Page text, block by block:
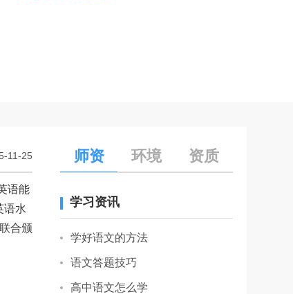
11-25
语能
语水
合颁
师资 环境 资质
学习资讯
学好语文的方法
语文答题技巧
高中语文怎么学